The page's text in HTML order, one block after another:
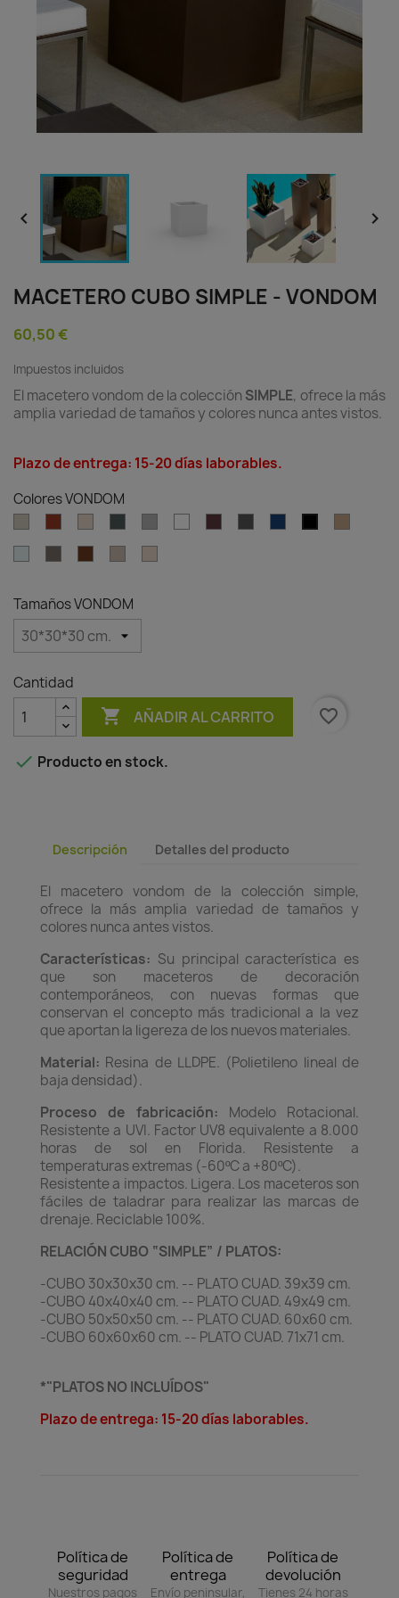
 
MACETERO CUBO SIMPLE - VONDOM
60,50 €
Impuestos incluidos
El macetero vondom de la colección SIMPLE, ofrece la más
amplia variedad de tamaños y colores nunca antes vistos.
Plazo de entrega: 15-20 días laborables.
Colores VONDOM
Tamaños VONDOM
Cantidad
 AÑADIR AL CARRITO favorite_border
 Producto en stock.
Descripción Detalles del producto
El macetero vondom de la colección simple,
ofrece la más amplia variedad de tamaños y
colores nunca antes vistos.
Características: Su principal característica es
que son maceteros de decoración
contemporáneos, con nuevas formas que
conservan el concepto más tradicional a la vez
que aportan la ligereza de los nuevos materiales.
Material: Resina de LLDPE. (Polietileno lineal de
baja densidad).
Proceso de fabricación: Modelo Rotacional.
Resistente a UVI. Factor UV8 equivalente a 8.000
horas de sol en Florida. Resistente a
temperaturas extremas (-60ºC a +80ºC).
Resistente a impactos. Ligera. Los maceteros son
fáciles de taladrar para realizar las marcas de
drenaje. Reciclable 100%.
RELACIÓN CUBO “SIMPLE” / PLATOS:
-CUBO 30x30x30 cm. -- PLATO CUAD. 39x39 cm.
-CUBO 40x40x40 cm. -- PLATO CUAD. 49x49 cm.
-CUBO 50x50x50 cm. -- PLATO CUAD. 60x60 cm.
-CUBO 60x60x60 cm. -- PLATO CUAD. 71x71 cm.
*"PLATOS NO INCLUÍDOS"
Plazo de entrega: 15-20 días laborables.
Política de
seguridad
Nuestros pagos
Política de
entrega
Envío peninsular,
Política de
devolución
Tienes 24 horas